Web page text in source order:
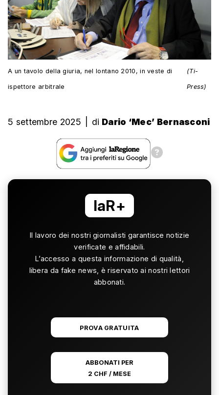
A un tavolo della giuria, nel lontano 2010, in veste di
ispettore arbitrale
(Ti-
Press)
5 settembre 2025 di Dario ‘Mec’ Bernasconi
laR+
Il lavoro dei nostri giornalisti garantisce notizie
verificate e affidabili.
L’accesso a questa informazione di qualità,
libera da fake news, è riservato ai nostri lettori
abbonati.
PROVA GRATUITA
ABBONATI PER
2 CHF / MESE